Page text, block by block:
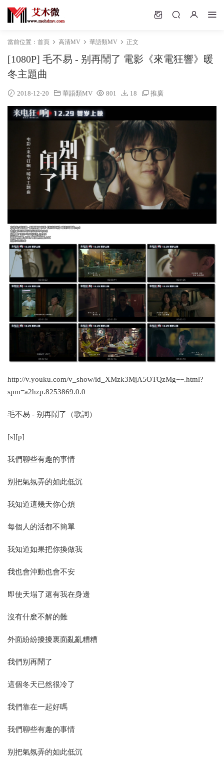
當前位置： 首頁 高清MV 華語類MV 正文
[1080P] 毛不易 - 别再鬧了 電影《來電狂響》暖
冬主題曲
2018-12-20 華語類MV 801 18 推廣
http://v.youku.com/v_show/id_XMzk3MjA5OTQzMg==.html?
spm=a2hzp.8253869.0.0
毛不易 - 别再鬧了（歌詞）
[s][p]
我們聊些有趣的事情
别把氣氛弄的如此低沉
我知道這幾天你心煩
每個人的活都不簡單
我知道如果把你換做我
我也會沖動也會不安
即使天塌了還有我在身邊
沒有什麽不解的難
外面紛紛擾擾裏面亂亂糟糟
我們别再鬧了
這個冬天已然很冷了
我們靠在一起好嗎
我們聊些有趣的事情
别把氣氛弄的如此低沉